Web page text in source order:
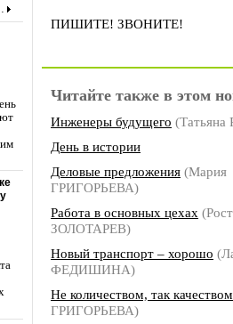
ПИШИТЕ! ЗВОНИТЕ!
Читайте также в этом
Инженеры будущего
День в истории
Деловые предложения (Мария
ГРИГОРЬЕВА)
Работа в основных цехах
ЗОЛОТАРЕВ)
Новый транспорт – хорошо
ФЕДИШИНА)
Не количеством, так качеством
ГРИГОРЬЕВА)